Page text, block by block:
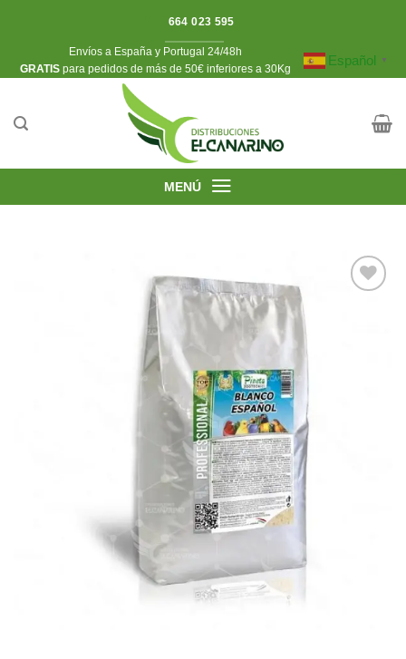
664 023 595
Envíos a España y Portugal 24/48h
​GRATIS para pedidos de más de 50€ inferiores a 30Kg
Español ▼
MENÚ